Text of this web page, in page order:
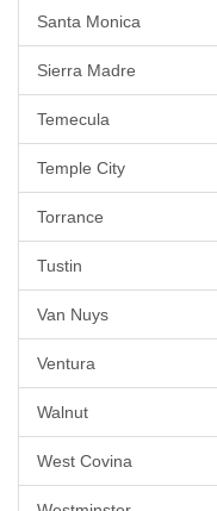
Santa Monica
Sierra Madre
Temecula
Temple City
Torrance
Tustin
Van Nuys
Ventura
Walnut
West Covina